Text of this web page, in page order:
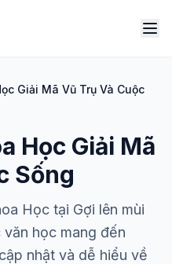
Giải Mã Vũ Trụ Và Cuộc
Học Giải Mã
Sống
Học tại Gợi lên mùi
học mang đến
nhật và dễ hiểu về